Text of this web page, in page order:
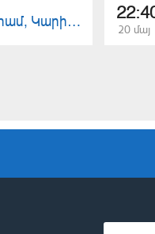
Նոտա-նոտա. Արամ, Կարինե, Արուսիկ, Արշակ 20 մայ